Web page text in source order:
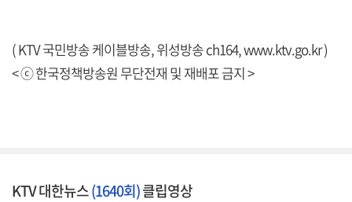
( KTV 국민방송 케이블방송, 위성방송 ch164,www.ktv.go.kr)
< ⓒ 한국정책방송원 무단전재 및 재배포 금지 >
KTV 대한뉴스(1640회)클립영상